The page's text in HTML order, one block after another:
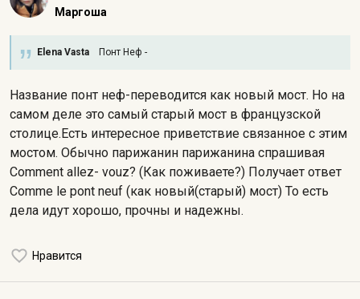
Маргоша
Elena Vasta Понт Неф -
Название понт неф-переводится как новый мост. Но на
самом деле это самый старый мост в французской
столице.Есть интересное приветствие связанное с этим
мостом. Обычно парижанин парижанина спрашивая
Comment allez- vouz? (Как поживаете?) Получает ответ
Comme le pont neuf (как новый(старый) мост) То есть
дела идут хорошо, прочны и надежны.
Нравится